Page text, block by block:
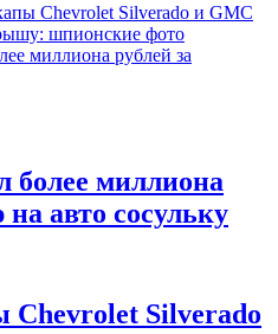
Chevrolet Silverado и GMC
шпионские фото
миллиона рублей за
более миллиона
авто сосульку
Chevrolet Silverado